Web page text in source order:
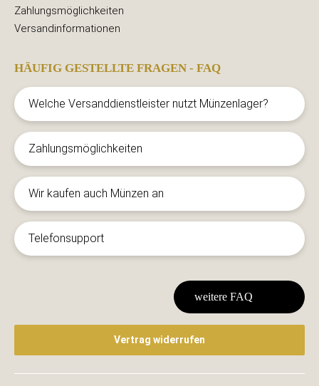
Zahlungsmöglichkeiten
Versandinformationen
HÄUFIG GESTELLTE FRAGEN - FAQ
Welche Versanddienstleister nutzt Münzenlager?
Zahlungsmöglichkeiten
Wir kaufen auch Münzen an
Telefonsupport
weitere FAQ
Vertrag widerrufen